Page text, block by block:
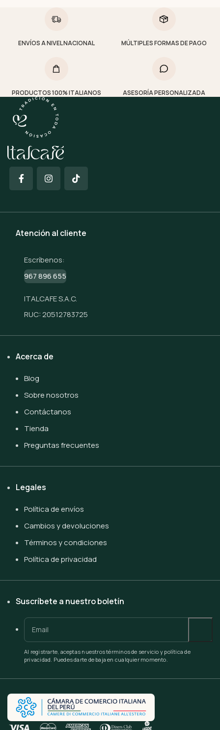
ENVÍOS A NIVEL NACIONAL MÚLTIPLES FORMAS DE PAGO
PRODUCTOS 100% ITALIANOS ASESORÍA PERSONALIZADA
Atención al cliente
Escríbenos:
967 896 655
ITALCAFE S.A.C.
RUC: 20512783725
Acerca de
Blog
Sobre nosotros
Contáctanos
Tienda
Preguntas frecuentes
Legales
Política de envíos
Cambios y devoluciones
Términos y condiciones
Política de privacidad
Suscríbete a nuestro boletín
Al registrarte, aceptas nuestros términos de servicio y política de
privacidad. Puedes darte de baja en cualquier momento.